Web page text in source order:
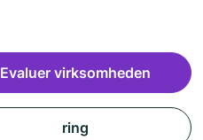
Evaluer virksomheden
ring